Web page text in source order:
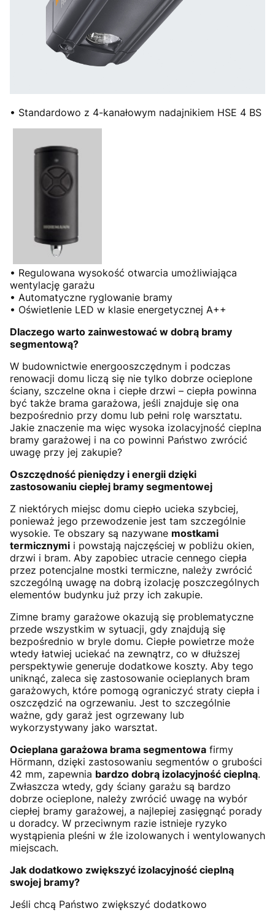
• Standardowo z 4-kanałowym nadajnikiem HSE 4 BS
• Regulowana wysokość otwarcia umożliwiająca
wentylację garażu
• Automatyczne ryglowanie bramy
• Oświetlenie LED w klasie energetycznej A++
Dlaczego warto zainwestować w dobrą bramy
segmentową?
W budownictwie energooszczędnym i podczas
renowacji domu liczą się nie tylko dobrze ocieplone
ściany, szczelne okna i ciepłe drzwi – ciepła powinna
być także brama garażowa, jeśli znajduje się ona
bezpośrednio przy domu lub pełni rolę warsztatu.
Jakie znaczenie ma więc wysoka izolacyjność cieplna
bramy garażowej i na co powinni Państwo zwrócić
uwagę przy jej zakupie?
Oszczędność pieniędzy i energii dzięki
zastosowaniu ciepłej bramy segmentowej
Z niektórych miejsc domu ciepło ucieka szybciej,
ponieważ jego przewodzenie jest tam szczególnie
wysokie. Te obszary są nazywane mostkami
termicznymi i powstają najczęściej w pobliżu okien,
drzwi i bram. Aby zapobiec utracie cennego ciepła
przez potencjalne mostki termiczne, należy zwrócić
szczególną uwagę na dobrą izolację poszczególnych
elementów budynku już przy ich zakupie.
Zimne bramy garażowe okazują się problematyczne
przede wszystkim w sytuacji, gdy znajdują się
bezpośrednio w bryle domu. Ciepłe powietrze może
wtedy łatwiej uciekać na zewnątrz, co w dłuższej
perspektywie generuje dodatkowe koszty. Aby tego
uniknąć, zaleca się zastosowanie ocieplanych bram
garażowych, które pomogą ograniczyć straty ciepła i
oszczędzić na ogrzewaniu. Jest to szczególnie
ważne, gdy garaż jest ogrzewany lub
wykorzystywany jako warsztat.
Ocieplana garażowa brama segmentowa firmy
Hörmann, dzięki zastosowaniu segmentów o grubości
42 mm, zapewnia bardzo dobrą izolacyjność cieplną.
Zwłaszcza wtedy, gdy ściany garażu są bardzo
dobrze ocieplone, należy zwrócić uwagę na wybór
ciepłej bramy garażowej, a najlepiej zasięgnąć porady
u doradcy. W przeciwnym razie istnieje ryzyko
wystąpienia pleśni w źle izolowanych i wentylowanych
miejscach.
Jak dodatkowo zwiększyć izolacyjność cieplną
swojej bramy?
Jeśli chcą Państwo zwiększyć dodatkowo